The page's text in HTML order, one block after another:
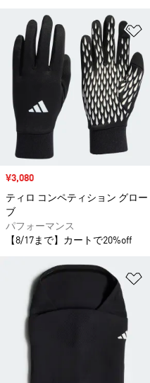
セール価格
¥3,080
ティロ コンペティション グロー
ブ
パフォーマンス
【8/17まで】カートで20%off